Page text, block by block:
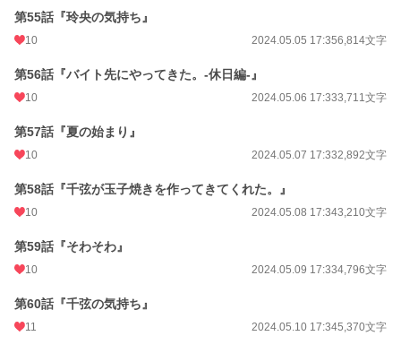
第55話『玲央の気持ち』
10 2024.05.05 17:356,814文字
第56話『バイト先にやってきた。-休日編-』
10 2024.05.06 17:333,711文字
第57話『夏の始まり』
10 2024.05.07 17:332,892文字
第58話『千弦が玉子焼きを作ってきてくれた。』
10 2024.05.08 17:343,210文字
第59話『そわそわ』
10 2024.05.09 17:334,796文字
第60話『千弦の気持ち』
11 2024.05.10 17:345,370文字